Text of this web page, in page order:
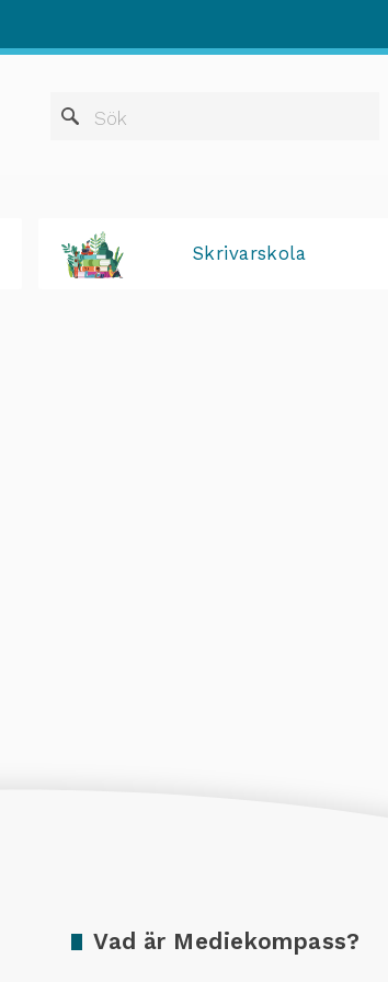
Sök
Skrivarskola
Vad är Mediekompass?